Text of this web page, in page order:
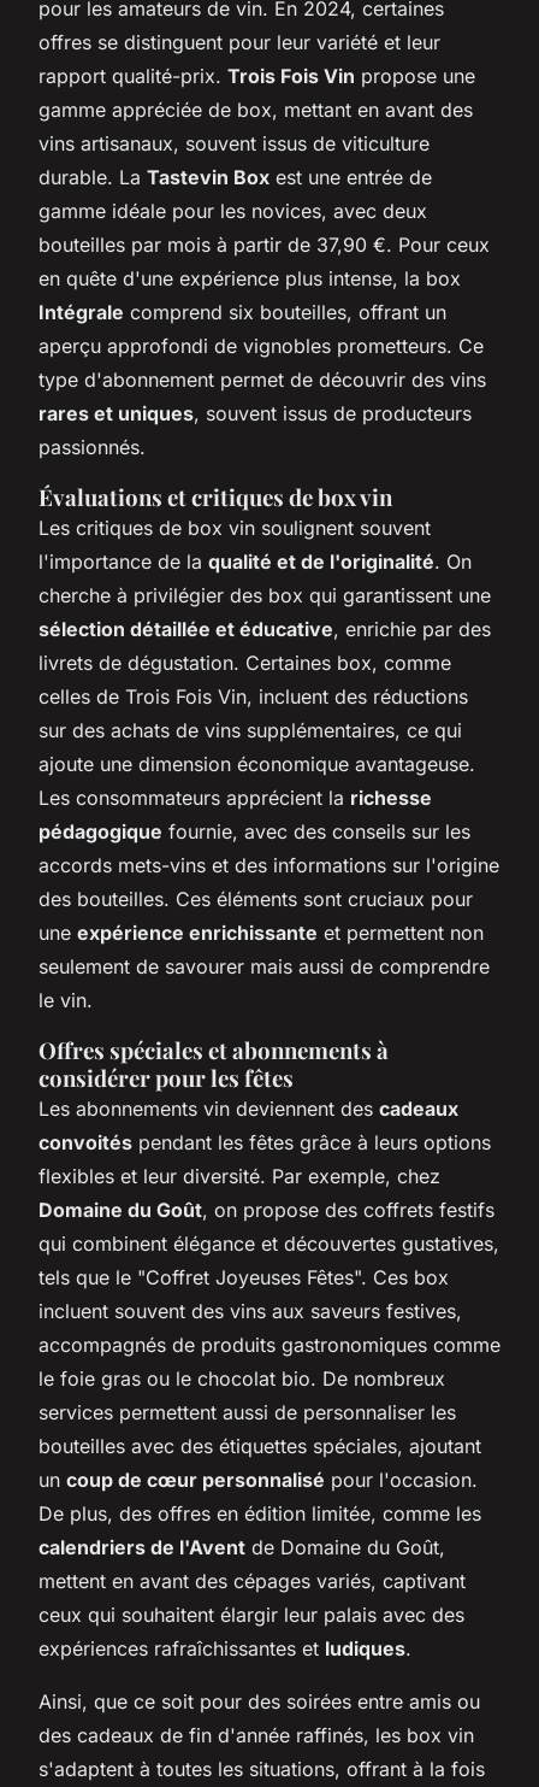
pour les amateurs de vin. En 2024, certaines
offres se distinguent pour leur variété et leur
rapport qualité-prix. Trois Fois Vin propose une
gamme appréciée de box, mettant en avant des
vins artisanaux, souvent issus de viticulture
durable. La Tastevin Box est une entrée de
gamme idéale pour les novices, avec deux
bouteilles par mois à partir de 37,90 €. Pour ceux
en quête d'une expérience plus intense, la box
Intégrale comprend six bouteilles, offrant un
aperçu approfondi de vignobles prometteurs. Ce
type d'abonnement permet de découvrir des vins
rares et uniques, souvent issus de producteurs
passionnés.
Évaluations et critiques de box vin
Les critiques de box vin soulignent souvent
l'importance de la qualité et de l'originalité. On
cherche à privilégier des box qui garantissent une
sélection détaillée et éducative, enrichie par des
livrets de dégustation. Certaines box, comme
celles de Trois Fois Vin, incluent des réductions
sur des achats de vins supplémentaires, ce qui
ajoute une dimension économique avantageuse.
Les consommateurs apprécient la richesse
pédagogique fournie, avec des conseils sur les
accords mets-vins et des informations sur l'origine
des bouteilles. Ces éléments sont cruciaux pour
une expérience enrichissante et permettent non
seulement de savourer mais aussi de comprendre
le vin.
Offres spéciales et abonnements à
considérer pour les fêtes
Les abonnements vin deviennent des cadeaux
convoités pendant les fêtes grâce à leurs options
flexibles et leur diversité. Par exemple, chez
Domaine du Goût, on propose des coffrets festifs
qui combinent élégance et découvertes gustatives,
tels que le "Coffret Joyeuses Fêtes". Ces box
incluent souvent des vins aux saveurs festives,
accompagnés de produits gastronomiques comme
le foie gras ou le chocolat bio. De nombreux
services permettent aussi de personnaliser les
bouteilles avec des étiquettes spéciales, ajoutant
un coup de cœur personnalisé pour l'occasion.
De plus, des offres en édition limitée, comme les
calendriers de l'Avent de Domaine du Goût,
mettent en avant des cépages variés, captivant
ceux qui souhaitent élargir leur palais avec des
expériences rafraîchissantes et ludiques.
Ainsi, que ce soit pour des soirées entre amis ou
des cadeaux de fin d'année raffinés, les box vin
s'adaptent à toutes les situations, offrant à la fois